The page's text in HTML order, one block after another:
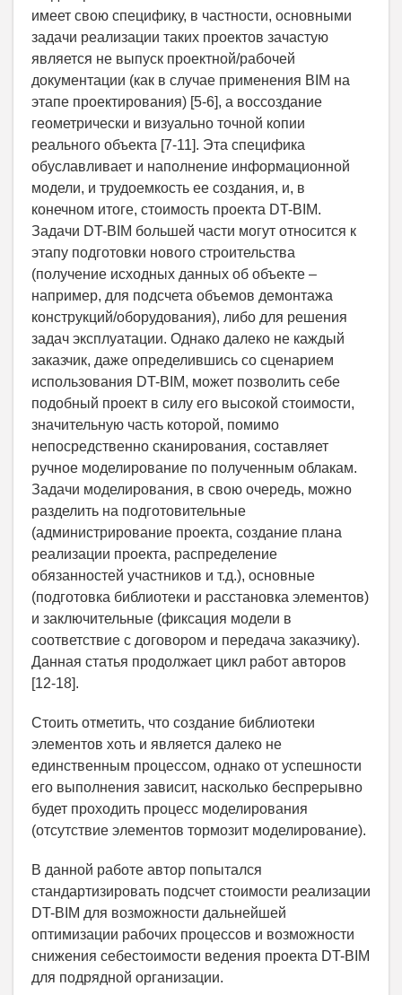
имеет свою специфику, в частности, основными
задачи реализации таких проектов зачастую
является не выпуск проектной/рабочей
документации (как в случае применения BIM на
этапе проектирования) [5-6], а воссоздание
геометрически и визуально точной копии
реального объекта [7-11]. Эта специфика
обуславливает и наполнение информационной
модели, и трудоемкость ее создания, и, в
конечном итоге, стоимость проекта DT-BIM.
Задачи DT-BIM большей части могут относится к
этапу подготовки нового строительства
(получение исходных данных об объекте –
например, для подсчета объемов демонтажа
конструкций/оборудования), либо для решения
задач эксплуатации. Однако далеко не каждый
заказчик, даже определившись со сценарием
использования DT-BIM, может позволить себе
подобный проект в силу его высокой стоимости,
значительную часть которой, помимо
непосредственно сканирования, составляет
ручное моделирование по полученным облакам.
Задачи моделирования, в свою очередь, можно
разделить на подготовительные
(администрирование проекта, создание плана
реализации проекта, распределение
обязанностей участников и т.д.), основные
(подготовка библиотеки и расстановка элементов)
и заключительные (фиксация модели в
соответствие с договором и передача заказчику).
Данная статья продолжает цикл работ авторов
[12-18].
Стоить отметить, что создание библиотеки
элементов хоть и является далеко не
единственным процессом, однако от успешности
его выполнения зависит, насколько беспрерывно
будет проходить процесс моделирования
(отсутствие элементов тормозит моделирование).
В данной работе автор попытался
стандартизировать подсчет стоимости реализации
DT-BIM для возможности дальнейшей
оптимизации рабочих процессов и возможности
снижения себестоимости ведения проекта DT-BIM
для подрядной организации.